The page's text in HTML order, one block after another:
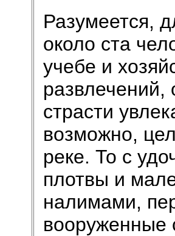
Разумеется,
около ста
учебе и
развлечений,
страсти
возможно,
реке. То с
плотвы и
налимами,
вооруженные